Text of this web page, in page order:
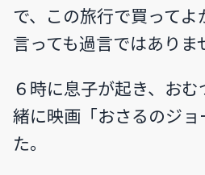
で、この旅行で買って
言っても過言ではありま
６時に息子が起き、お
緒に映画「おさるのジ
た。